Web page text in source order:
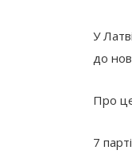
У
до
Про
7